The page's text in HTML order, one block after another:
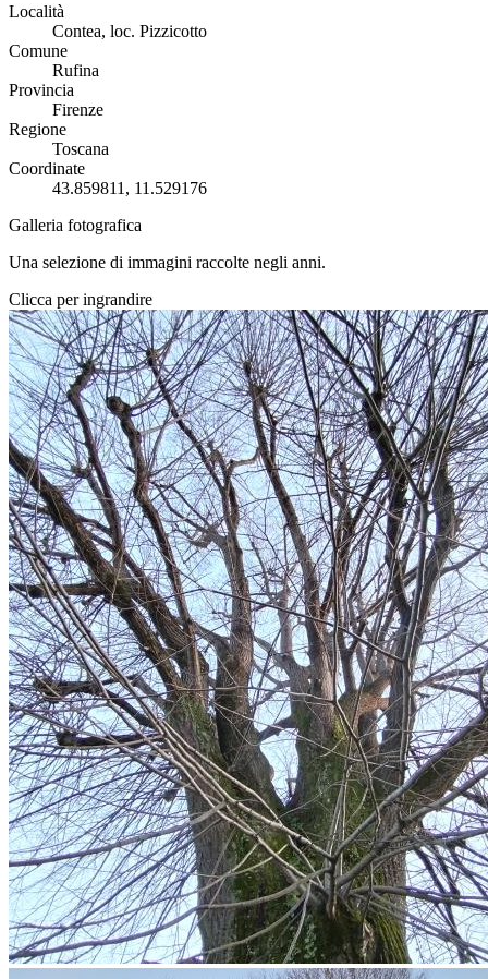
Località
Contea, loc. Pizzicotto
Comune
Rufina
Provincia
Firenze
Regione
Toscana
Coordinate
43.859811, 11.529176
Galleria fotografica
Una selezione di immagini raccolte negli anni.
Clicca per ingrandire